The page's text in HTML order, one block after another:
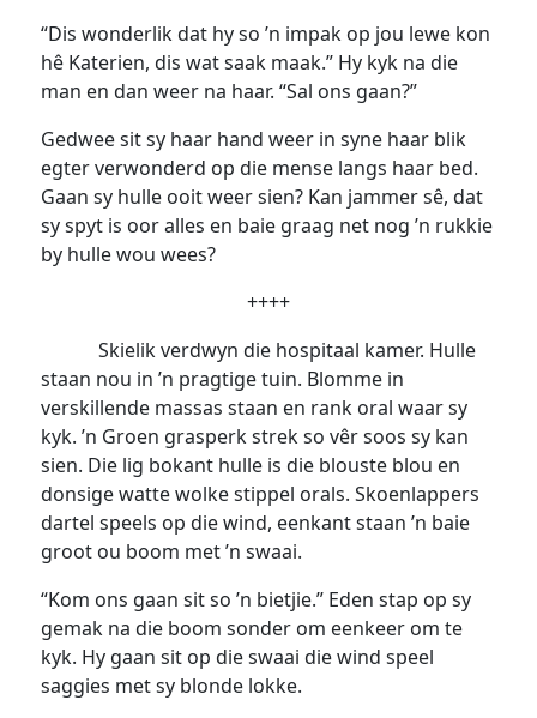
“Dis wonderlik dat hy so ’n impak op jou lewe kon
hê Katerien, dis wat saak maak.” Hy kyk na die
man en dan weer na haar. “Sal ons gaan?”
Gedwee sit sy haar hand weer in syne haar blik
egter verwonderd op die mense langs haar bed.
Gaan sy hulle ooit weer sien? Kan jammer sê, dat
sy spyt is oor alles en baie graag net nog ’n rukkie
by hulle wou wees?
++++
Skielik verdwyn die hospitaal kamer. Hulle
staan nou in ’n pragtige tuin. Blomme in
verskillende massas staan en rank oral waar sy
kyk. ’n Groen grasperk strek so vêr soos sy kan
sien. Die lig bokant hulle is die blouste blou en
donsige watte wolke stippel orals. Skoenlappers
dartel speels op die wind, eenkant staan ’n baie
groot ou boom met ’n swaai.
“Kom ons gaan sit so ’n bietjie.” Eden stap op sy
gemak na die boom sonder om eenkeer om te
kyk. Hy gaan sit op die swaai die wind speel
saggies met sy blonde lokke.